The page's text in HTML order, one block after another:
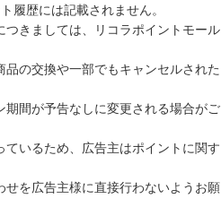
履歴には記載されません。
きましては、リコラポイントモール
の交換や一部でもキャンセルされた
間が予告なしに変更される場合がご
いるため、広告主はポイントに関す
を広告主様に直接行わないようお願